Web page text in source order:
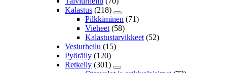
Kalastus (218)
Pilkkiminen (71)
Vieheet (58)
Kalastustarvikkeet (52)
Vesiurheilu (15)
Pyöräily (120)
Retkeily (301)